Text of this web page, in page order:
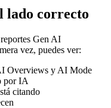
lado correcto
Gen AI
vez, puedes ver:
Overviews y AI Mode
por IA
citando